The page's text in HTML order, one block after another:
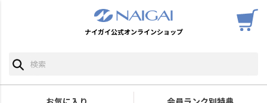
ナイガイ公式オンラインショップ